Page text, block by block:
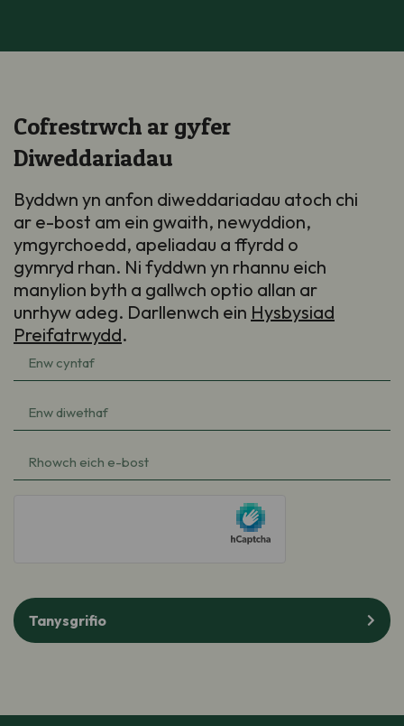
Cofrestrwch ar gyfer
Diweddariadau
Byddwn yn anfon diweddariadau atoch chi
ar e-bost am ein gwaith, newyddion,
ymgyrchoedd, apeliadau a ffyrdd o
gymryd rhan. Ni fyddwn yn rhannu eich
manylion byth a gallwch optio allan ar
unrhyw adeg. Darllenwch ein Hysbysiad
Preifatrwydd.
Enw
cyntaf
Enw
diwethaf
e-
bost
Tanysgrifio